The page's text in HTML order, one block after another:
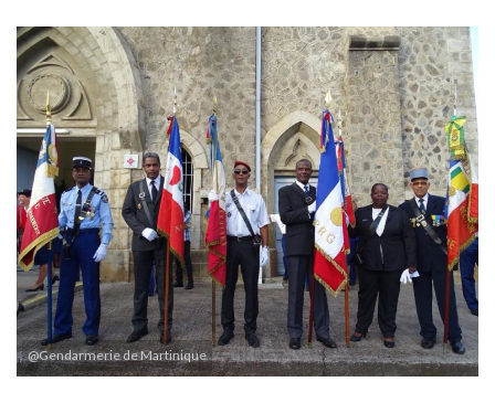
@Gendarmerie de Martinique